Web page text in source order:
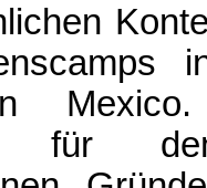
für